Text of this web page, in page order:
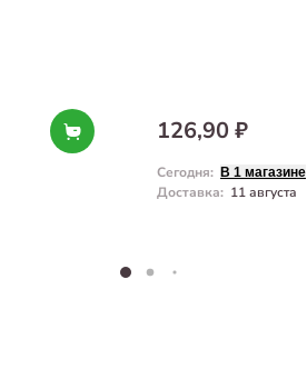
126,90 ₽
Сегодня: В 1 магазине
Доставка: 11 августа